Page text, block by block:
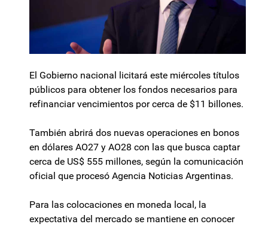
El Gobierno nacional licitará este miércoles títulos
públicos para obtener los fondos necesarios para
refinanciar vencimientos por cerca de $11 billones.
También abrirá dos nuevas operaciones en bonos
en dólares AO27 y AO28 con las que busca captar
cerca de US$ 555 millones, según la comunicación
oficial que procesó Agencia Noticias Argentinas.
Para las colocaciones en moneda local, la
expectativa del mercado se mantiene en conocer